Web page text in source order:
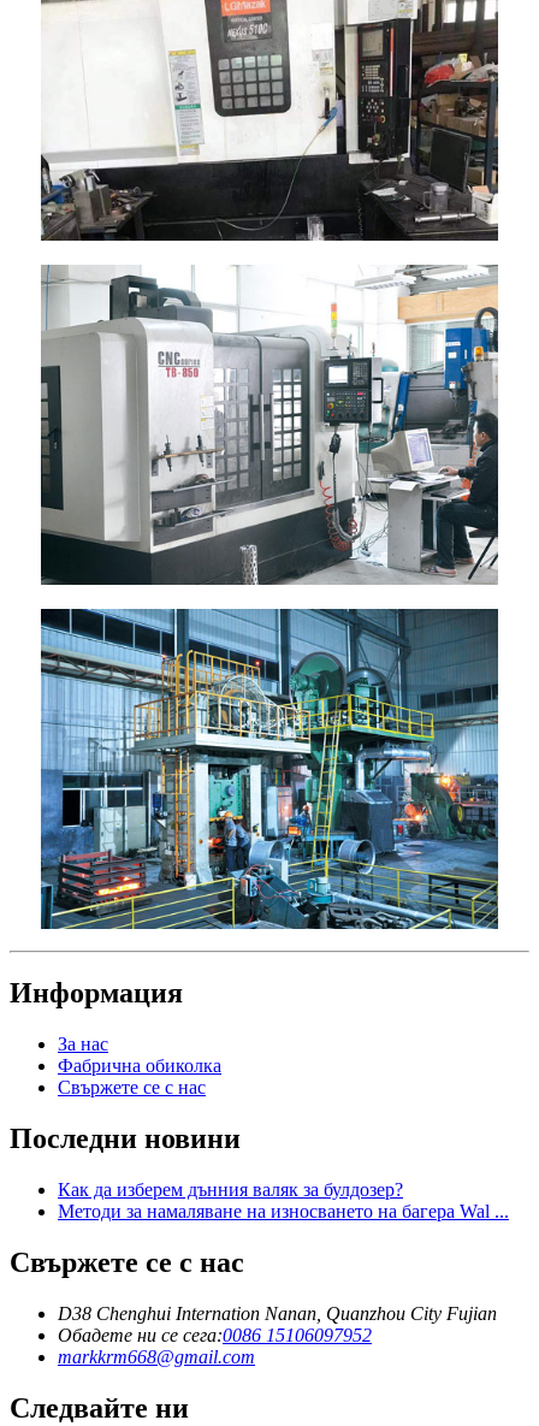
Информация
За нас
Фабрична обиколка
Свържете се с нас
Последни новини
Как да изберем дънния валяк за булдозер?
Методи за намаляване на износването на багера Wal ...
Свържете се с нас
D38 Chenghui Internation Nanan, Quanzhou City Fujian
Обадете ни се сега:0086 15106097952
markkrm668@gmail.com
Следвайте ни